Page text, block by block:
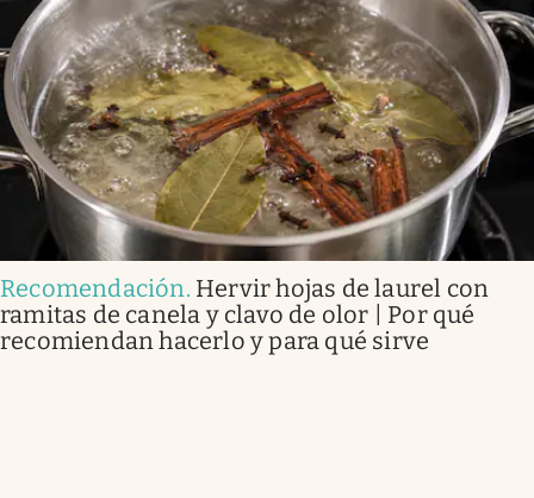
Recomendación. Hervir hojas de laurel con
ramitas de canela y clavo de olor | Por qué
recomiendan hacerlo y para qué sirve